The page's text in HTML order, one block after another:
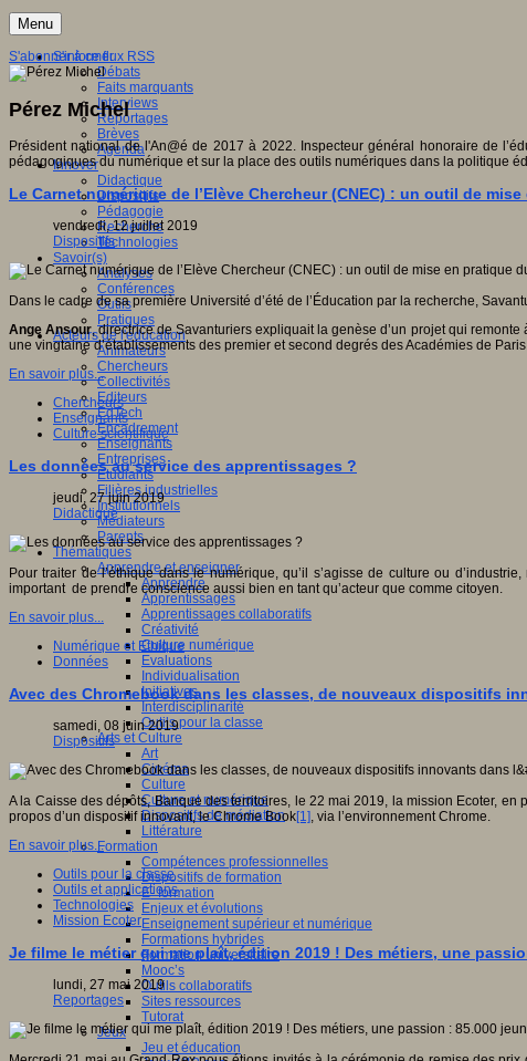
Menu
S'informer
Débats
Faits marquants
Interviews
Reportages
Brèves
Agenda
Innover
Didactique
Dispositifs
Pédagogie
Recherche
Technologies
Savoir(s)
Analyses
Conférences
Outils
Pratiques
Acteurs de l'éducation
Animateurs
Chercheurs
Collectivités
Editeurs
EdTech
Encadrement
Enseignants
Entreprises
Etudiants
Filières industrielles
Institutionnels
Médiateurs
Parents
Thématiques
Apprendre et enseigner
Apprendre
Apprentissages
Apprentissages collaboratifs
Créativité
Culture numérique
Evaluations
Individualisation
Initiatives
Interdisciplinarité
Outils pour la classe
Arts et Culture
Art
Cinéma
Culture
Culture et numérique
Dispositifs de médiation
Littérature
Formation
Compétences professionnelles
Dispositifs de formation
E- formation
Enjeux et évolutions
Enseignement supérieur et numérique
Formations hybrides
Formation universitaire
Mooc’s
Outils collaboratifs
Sites ressources
Tutorat
Jeux
Jeu et éducation
S'abonner à ce flux RSS
Pérez Michel
Président national de l'An@é de 2017 à 2022. Inspecteur général honoraire de
pédagogiques du numérique et sur la place des outils numériques dans la politique
Le Carnet numérique de l’Elève Chercheur (CNEC) : un outil de
vendredi, 12 juillet 2019
Dispositifs
Dans le cadre de sa première Université d’été de l’Éducation par la recherche,
Ange Ansour, directrice de Savanturiers expliquait la genèse d’un projet qui
une vingtaine d’établissements des premier et second degrés des Académies de
En savoir plus...
Chercheurs
Enseignants
Culture scientifique
Les données au service des apprentissages ?
jeudi, 27 juin 2019
Didactique
Pour traiter de l’éthique dans le numérique, qu’il s’agisse de culture ou
important de prendre conscience aussi bien en tant qu’acteur que comme citoyen.
En savoir plus...
Numérique et Ethique
Données
Avec des Chromebook dans les classes, de nouveaux dispositifs
samedi, 08 juin 2019
Dispositifs
A la Caisse des dépôts, Banque des territoires, le 22 mai 2019, la mission Ecoter,
propos d’un dispositif innovant, le Chrome Book[1], via l’environnement Chrome.
En savoir plus...
Outils pour la classe
Outils et applications
Technologies
Mission Ecoter
Je filme le métier qui me plaît, édition 2019 ! Des métiers, une
lundi, 27 mai 2019
Reportages